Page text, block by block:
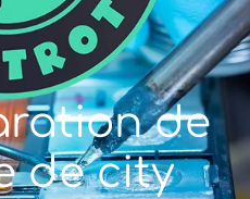
de
de city